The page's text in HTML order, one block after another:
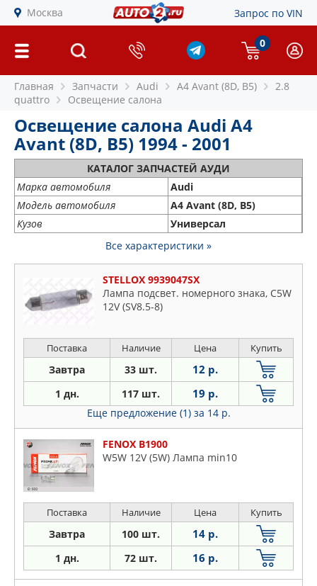
Москва Запрос по VIN
0
Главная Запчасти Audi A4 Avant (8D, B5)
2.8
quattro
Освещение салона
Освещение салона Audi A4
Avant (8D, B5) 1994 - 2001
КАТАЛОГ ЗАПЧАСТЕЙ АУДИ
Марка автомобиля
Audi
Модель автомобиля
A4 Avant (8D, B5)
Кузов
Универсал
Все характеристики »
STELLOX 9939047SX
Лампа подсвет. номерного знака, C5W
12V (SV8.5-8)
Поставка Наличие Цена Купить
Завтра 33 шт. 12 р.
1 дн. 117 шт. 19 р.
Еще предложение (1) за 14 р.
FENOX B1900
W5W 12V (5W) Лампа min10
Поставка Наличие Цена Купить
Завтра 100 шт. 14 р.
1 дн. 72 шт. 16 р.